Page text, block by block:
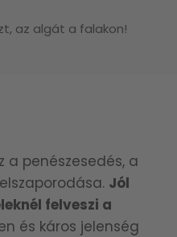
az algát a falakon!
a penészesedés, a
Jól
felveszi a
és káros jelenség